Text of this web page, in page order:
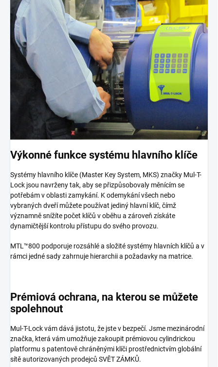
Výkonné funkce systému hlavního klíče
Systémy hlavního klíče (Master Key System, MKS) značky Mul-T-
Lock jsou navrženy tak, aby se přizpůsobovaly měnícím se
potřebám v oblasti zamykání. K odemykání všech nebo
vybraných dveří můžete používat jediný hlavní klíč, čímž
významně snížíte počet klíčů v oběhu a zároveň získáte
dynamičtější kontrolu přístupu do svého provozu.
MTL™800 podporuje rozsáhlé a složité systémy hlavních klíčů a v
rámci jedné sady zahrnuje hierarchii a požadavky na matrice.
Prémiová ochrana, na kterou se můžete
spolehnout
Mul-T-Lock vám dává jistotu, že jste v bezpečí. Jsme mezinárodní
značka, která vám umožňuje zakoupit prémiovou cylindrickou
platformu s patentově chráněnými klíči prostřednictvím globální
sítě autorizovaných prodejců SVĚT ZÁMKŮ.